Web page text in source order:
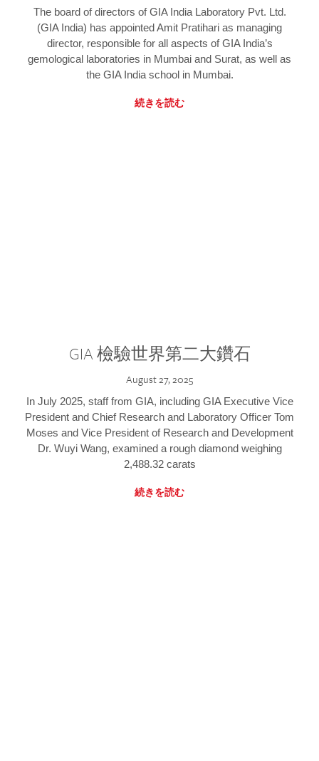
The board of directors of GIA India Laboratory Pvt. Ltd.
(GIA India) has appointed Amit Pratihari as managing
director, responsible for all aspects of GIA India’s
gemological laboratories in Mumbai and Surat, as well as
the GIA India school in Mumbai.
続きを読む
GIA 檢驗世界第二大鑽石
August 27, 2025
In July 2025, staff from GIA, including GIA Executive Vice
President and Chief Research and Laboratory Officer Tom
Moses and Vice President of Research and Development
Dr. Wuyi Wang, examined a rough diamond weighing
2,488.32 carats
続きを読む